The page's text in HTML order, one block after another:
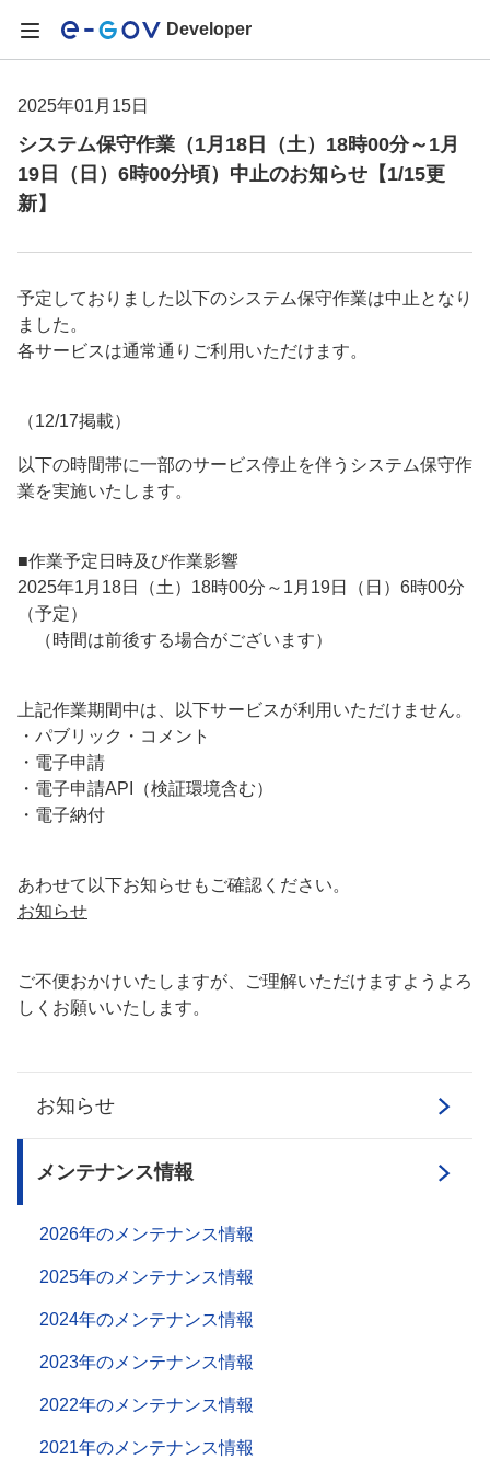
Developer
2025年01月15日
システム保守作業（1月18日（土）18時00分～1月
19日（日）6時00分頃）中止のお知らせ【1/15更
新】
予定しておりました以下のシステム保守作業は中止となり
ました。
各サービスは通常通りご利用いただけます。
（12/17掲載）
以下の時間帯に一部のサービス停止を伴うシステム保守作
業を実施いたします。
■作業予定日時及び作業影響
2025年1月18日（土）18時00分～1月19日（日）6時00分
（予定）
（時間は前後する場合がございます）
上記作業期間中は、以下サービスが利用いただけません。
・パブリック・コメント
・電子申請
・電子申請API（検証環境含む）
・電子納付
あわせて以下お知らせもご確認ください。
お知らせ
ご不便おかけいたしますが、ご理解いただけますようよろ
しくお願いいたします。
お知らせ
メンテナンス情報
2026年のメンテナンス情報
2025年のメンテナンス情報
2024年のメンテナンス情報
2023年のメンテナンス情報
2022年のメンテナンス情報
2021年のメンテナンス情報